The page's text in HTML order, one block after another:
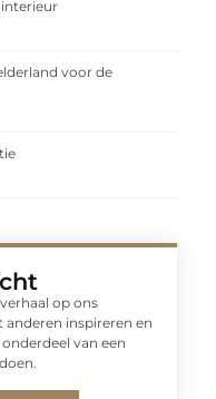
voor de
op ons
inspireren en
van een